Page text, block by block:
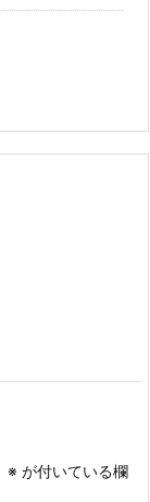
※ が付いている欄